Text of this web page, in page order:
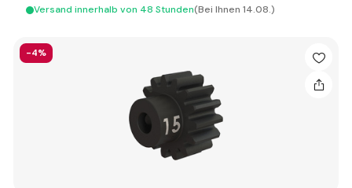
Versand innerhalb von 48 Stunden(Bei Ihnen 14.08.)
-4%